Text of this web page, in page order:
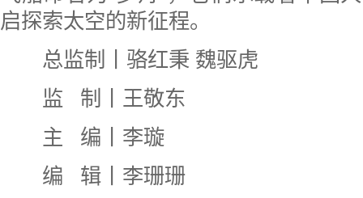
启探索太空的新征程。
总监制丨骆红秉 魏驱虎
监 制丨王敬东
主 编丨李璇
编 辑丨李珊珊